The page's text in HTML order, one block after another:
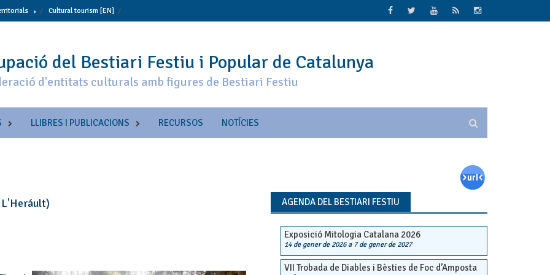
Cultural tourism [EN]
del Bestiari Festiu i Popular de Catalunya
d'entitats culturals amb figures de Bestiari Festiu
LLIBRES I PUBLICACIONS RECURSOS NOTÍCIES
AGENDA DEL BESTIARI FESTIU
Exposició Mitologia Catalana 2026
14 de gener de 2026a 7 de gener de 2027
VII Trobada de Diables i Bèsties de Foc d’Amposta